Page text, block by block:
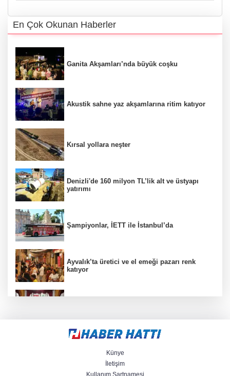
En Çok Okunan Haberler
Ganita Akşamları’nda büyük coşku
Akustik sahne yaz akşamlarına ritim katıyor
Kırsal yollara neşter
Denizli'de 160 milyon TL’lik alt ve üstyapı
yatırımı
Şampiyonlar, İETT ile İstanbul’da
Ayvalık’ta üretici ve el emeği pazarı renk
katıyor
Künye
İletişim